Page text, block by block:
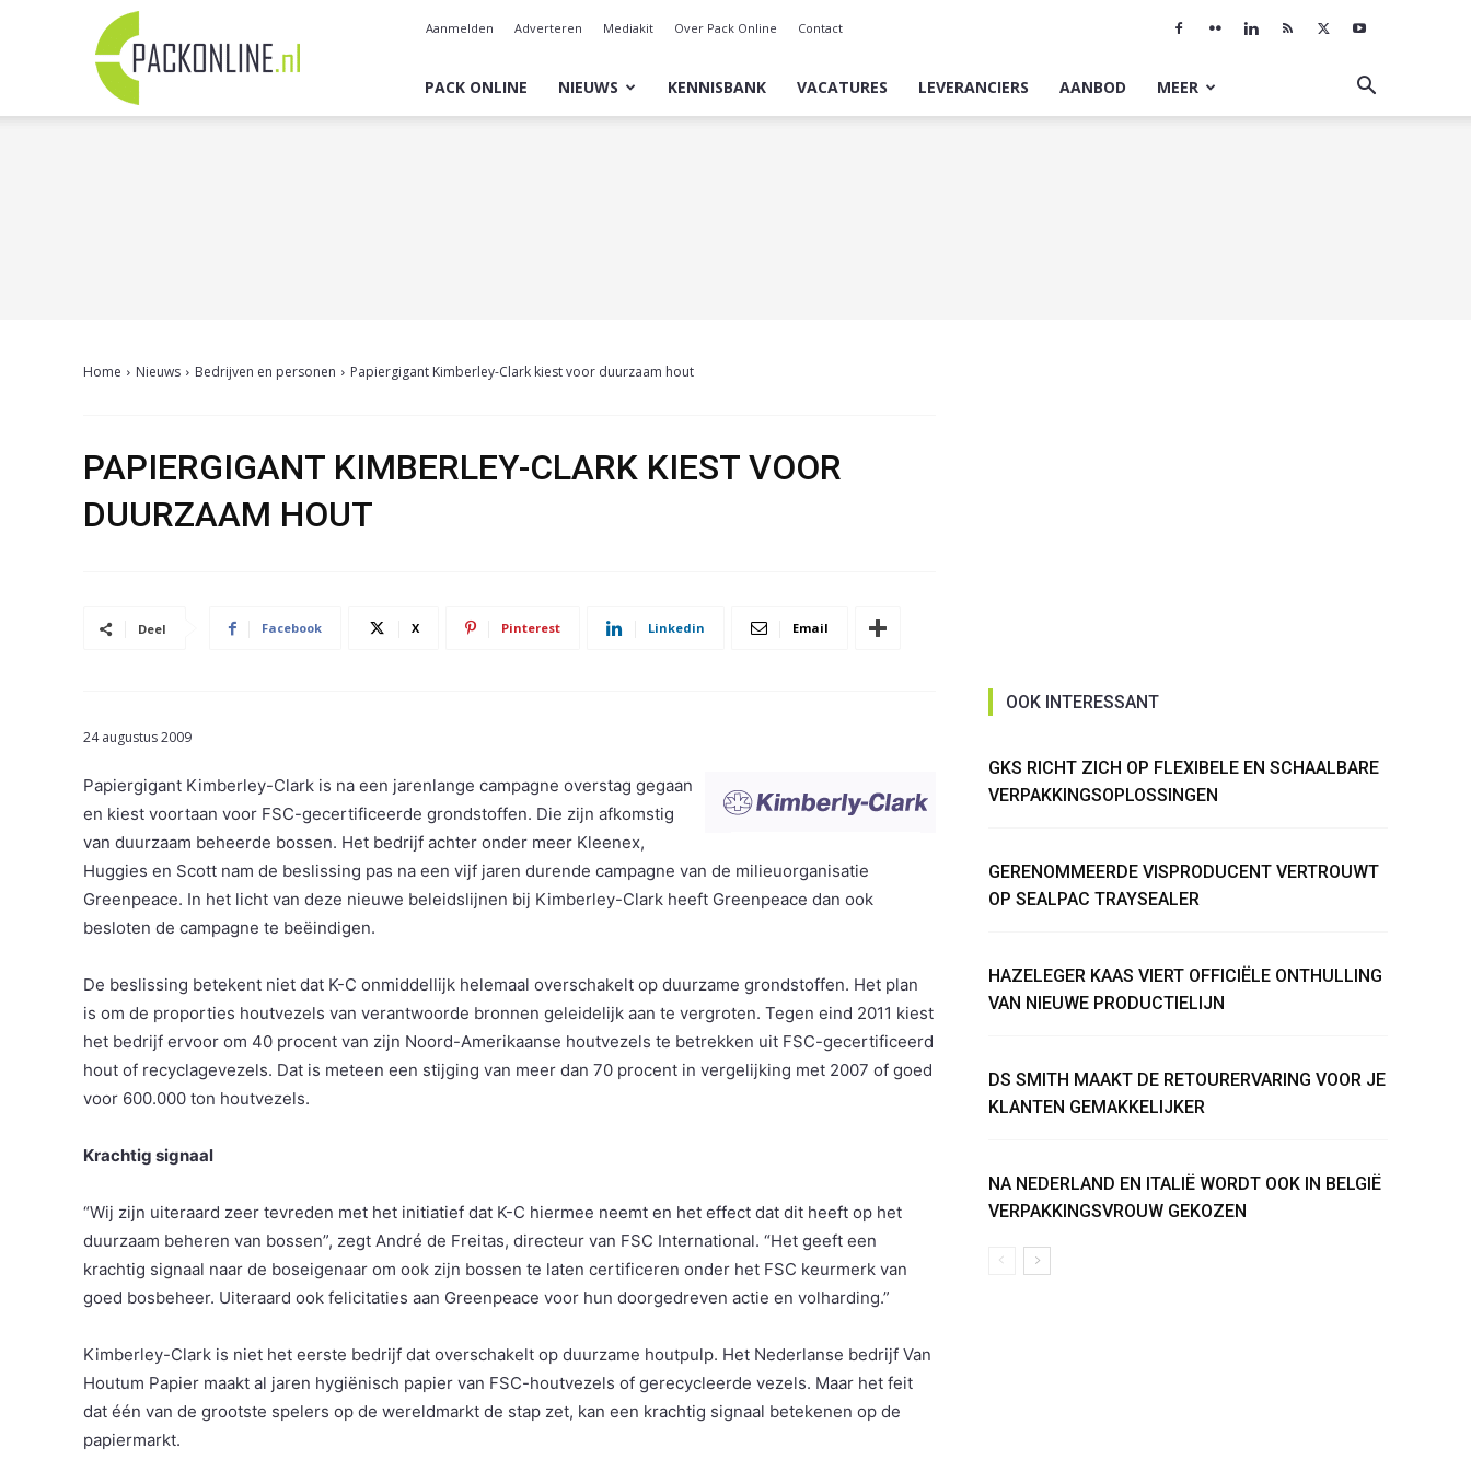
Pack
Online
Aanmelden Adverteren Mediakit Over Pack Online Contact
PACK ONLINE NIEUWS KENNISBANK VACATURES LEVERANCIERS AANBOD MEER
Home Nieuws Bedrijven en personen Papiergigant Kimberley-Clark kiest voor duurzaam hout
PAPIERGIGANT KIMBERLEY-CLARK KIEST VOOR
DUURZAAM HOUT
Deel Facebook X Pinterest Linkedin Email
24 augustus 2009
Papiergigant Kimberley-Clark is na een jarenlange campagne overstag gegaan
en kiest voortaan voor FSC-gecertificeerde grondstoffen. Die zijn afkomstig
van duurzaam beheerde bossen. Het bedrijf achter onder meer Kleenex,
Huggies en Scott nam de beslissing pas na een vijf jaren durende campagne van de milieuorganisatie
Greenpeace. In het licht van deze nieuwe beleidslijnen bij Kimberley-Clark heeft Greenpeace dan ook
besloten de campagne te beëindigen.
De beslissing betekent niet dat K-C onmiddellijk helemaal overschakelt op duurzame grondstoffen. Het plan
is om de proporties houtvezels van verantwoorde bronnen geleidelijk aan te vergroten. Tegen eind 2011 kiest
het bedrijf ervoor om 40 procent van zijn Noord-Amerikaanse houtvezels te betrekken uit FSC-gecertificeerd
hout of recyclagevezels. Dat is meteen een stijging van meer dan 70 procent in vergelijking met 2007 of goed
voor 600.000 ton houtvezels.
Krachtig signaal
“Wij zijn uiteraard zeer tevreden met het initiatief dat K-C hiermee neemt en het effect dat dit heeft op het
duurzaam beheren van bossen”, zegt André de Freitas, directeur van FSC International. “Het geeft een
krachtig signaal naar de boseigenaar om ook zijn bossen te laten certificeren onder het FSC keurmerk van
goed bosbeheer. Uiteraard ook felicitaties aan Greenpeace voor hun doorgedreven actie en volharding.”
Kimberley-Clark is niet het eerste bedrijf dat overschakelt op duurzame houtpulp. Het Nederlanse bedrijf Van
Houtum Papier maakt al jaren hygiënisch papier van FSC-houtvezels of gerecycleerde vezels. Maar het feit
dat één van de grootste spelers op de wereldmarkt de stap zet, kan een krachtig signaal betekenen op de
papiermarkt.
OOK INTERESSANT
GKS RICHT ZICH OP FLEXIBELE EN SCHAALBARE
VERPAKKINGSOPLOSSINGEN
GERENOMMEERDE VISPRODUCENT VERTROUWT
OP SEALPAC TRAYSEALER
HAZELEGER KAAS VIERT OFFICIËLE ONTHULLING
VAN NIEUWE PRODUCTIELIJN
DS SMITH MAAKT DE RETOURERVARING VOOR JE
KLANTEN GEMAKKELIJKER
NA NEDERLAND EN ITALIË WORDT OOK IN BELGIË
VERPAKKINGSVROUW GEKOZEN